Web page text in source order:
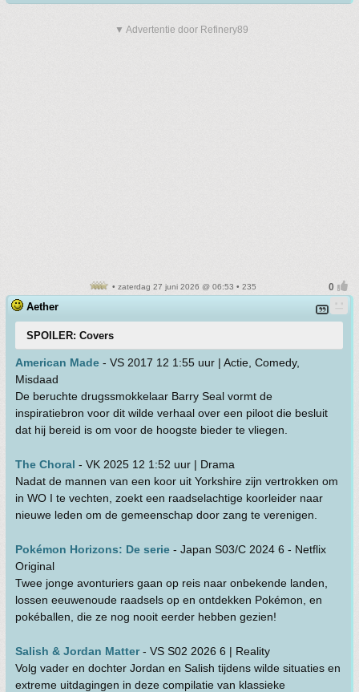
▼ Advertentie door Refinery89
• zaterdag 27 juni 2026 @ 06:53 • 235
Aether
SPOILER: Covers
American Made - VS 2017 12 1:55 uur | Actie, Comedy,
Misdaad
De beruchte drugssmokkelaar Barry Seal vormt de
inspiratiebron voor dit wilde verhaal over een piloot die besluit
dat hij bereid is om voor de hoogste bieder te vliegen.
The Choral - VK 2025 12 1:52 uur | Drama
Nadat de mannen van een koor uit Yorkshire zijn vertrokken om
in WO I te vechten, zoekt een raadselachtige koorleider naar
nieuwe leden om de gemeenschap door zang te verenigen.
Pokémon Horizons: De serie - Japan S03/C 2024 6 - Netflix
Original
Twee jonge avonturiers gaan op reis naar onbekende landen,
lossen eeuwenoude raadsels op en ontdekken Pokémon, en
pokéballen, die ze nog nooit eerder hebben gezien!
Salish & Jordan Matter- VS S02 2026 6 | Reality
Volg vader en dochter Jordan en Salish tijdens wilde situaties en
extreme uitdagingen in deze compilatie van klassieke